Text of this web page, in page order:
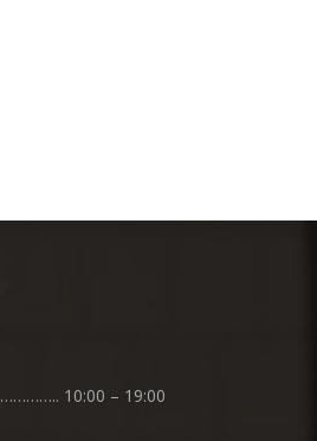
………….. 10:00 – 19:00